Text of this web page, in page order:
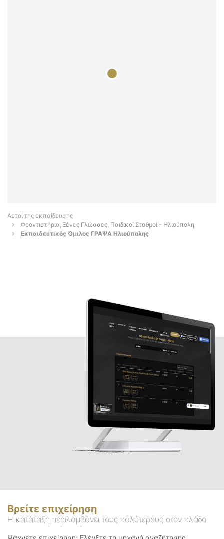
Αετοί της εκπαίδευσης
Φροντιστήρια, Ξένες Γλώσσες, Παιδικοί Σταθμοί - Ηλιούπολη
Εκπαιδευτικός Όμιλος ΓΡΑΨΑ Ηλιούπολης
Βρείτε επιχείρηση
Η κατάταξη περιλαμβάνει τους καλύτερους στον κλάδο